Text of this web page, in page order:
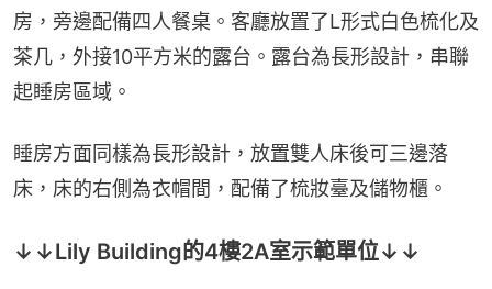
房，旁邊配備四人餐桌。客廳放置了L形式白色梳化及
茶几，外接10平方米的露台。露台為長形設計，串聯
起睡房區域。
睡房方面同樣為長形設計，放置雙人床後可三邊落
床，床的右側為衣帽間，配備了梳妝臺及儲物櫃。
↓↓Lily Building的4樓2A室示範單位↓↓